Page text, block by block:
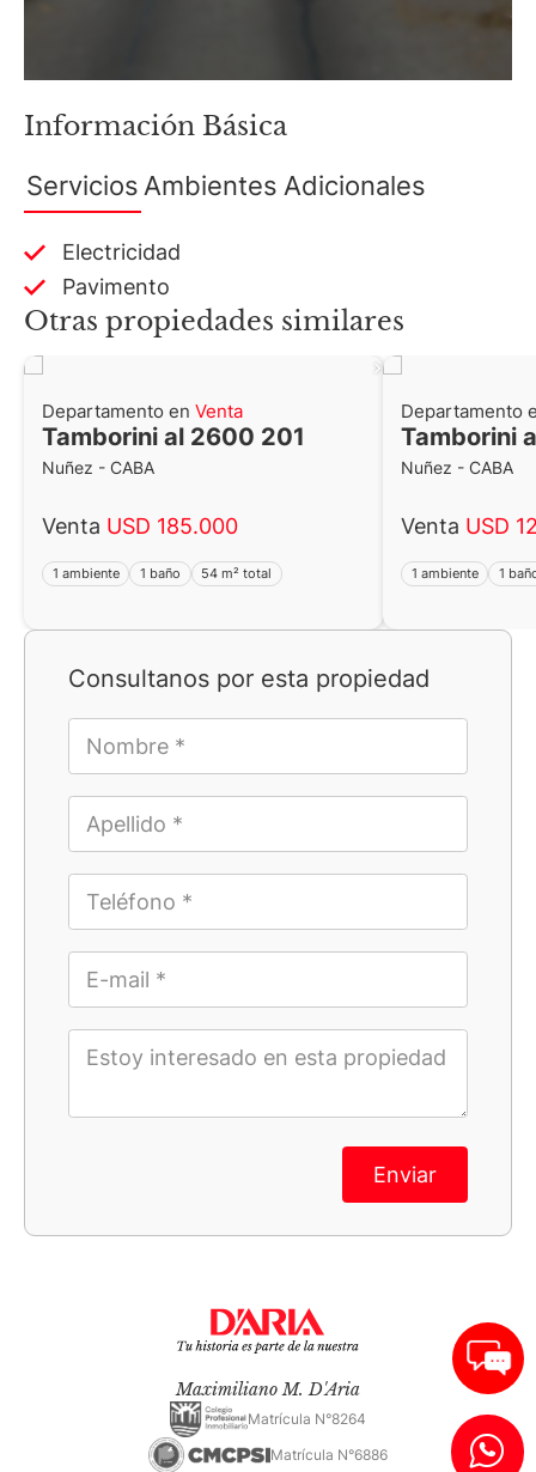
Consultanos por esta propiedad
Enviar
Información Básica
Servicios Ambientes Adicionales
Electricidad
Pavimento
Otras propiedades similares
Departamento en Venta
Tamborini al 2600 201
Nuñez - CABA
Venta USD 185.000
1 ambiente 1 baño 54 m² total
Departamento
Tamborini
Nuñez - CABA
Venta USD
1 ambiente 1
Maximiliano M. D'Aria
Matrícula N°8264
Matrícula N°6886